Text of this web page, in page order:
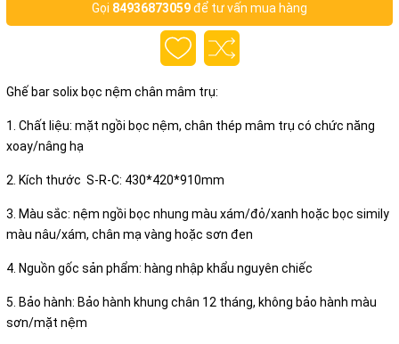
Gọi 84936873059để tư vấn mua hàng
Ghế bar solix bọc nệm chân mâm trụ:
1. Chất liệu: mặt ngồi bọc nệm, chân thép mâm trụ có chức năng
xoay/nâng hạ
2. Kích thước S-R-C: 430*420*910mm
3. Màu sắc: nệm ngồi bọc nhung màu xám/đỏ/xanh hoặc bọc simily
màu nâu/xám, chân mạ vàng hoặc sơn đen
4. Nguồn gốc sản phẩm: hàng nhập khẩu nguyên chiếc
5. Bảo hành: Bảo hành khung chân 12 tháng, không bảo hành màu
sơn/mặt nệm